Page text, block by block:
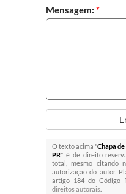
Mensagem: *
O texto acima "Chapa
PR" é de direito
total, mesmo citando
autorização do autor.
artigo 184 do Código
direitos autorais.